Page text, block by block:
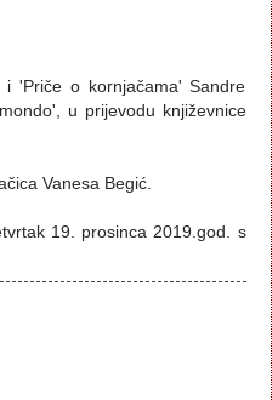
i 'Priče o kornjačama' Sandre
u prijevodu književnice
Vanesa Begić.
19. prosinca 2019.god. s